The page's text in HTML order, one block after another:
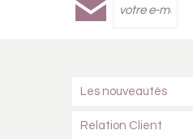
Les nouveautés
Relation Client